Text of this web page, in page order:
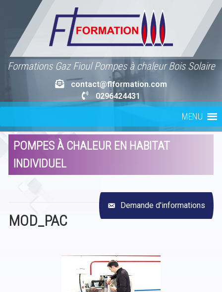
content
Formations Gaz Fioul Pompes à chaleur Bois Solaire
contact@flformation.com
0296424431
MENU
POMPES À CHALEUR EN HABITAT
INDIVIDUEL
Demande d'informations
MOD_PAC